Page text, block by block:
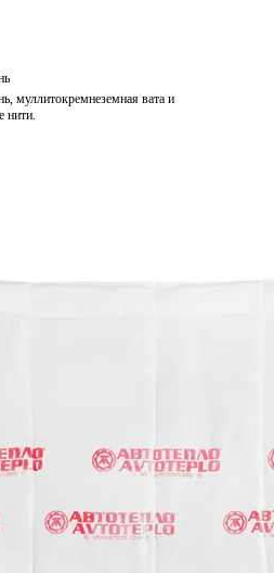
муллитокремнеземная вата и
нити.